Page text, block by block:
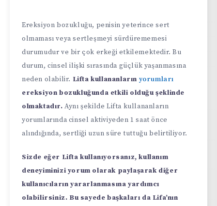
Ereksiyon bozukluğu, penisin yeterince sert
olmaması veya sertleşmeyi sürdürememesi
durumudur ve bir çok erkeği etkilemektedir. Bu
durum, cinsel ilişki sırasında güçlük yaşanmasına
neden olabilir. Lifta kullananların yorumları
ereksiyon bozukluğunda etkili olduğu şeklinde
olmaktadır. Aynı şekilde Lifta kullananların
yorumlarında cinsel aktiviyeden 1 saat önce
alındığında, sertliği uzun süre tuttuğu belirtiliyor.
Sizde eğer Lifta kullanıyorsanız, kullanım
deneyiminizi yorum olarak paylaşarak diğer
kullanıcıların yararlanmasına yardımcı
olabilirsiniz. Bu sayede başkaları da Lifa’nın